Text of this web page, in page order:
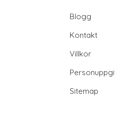
Blogg
Kontakt
Villkor
Sitemap